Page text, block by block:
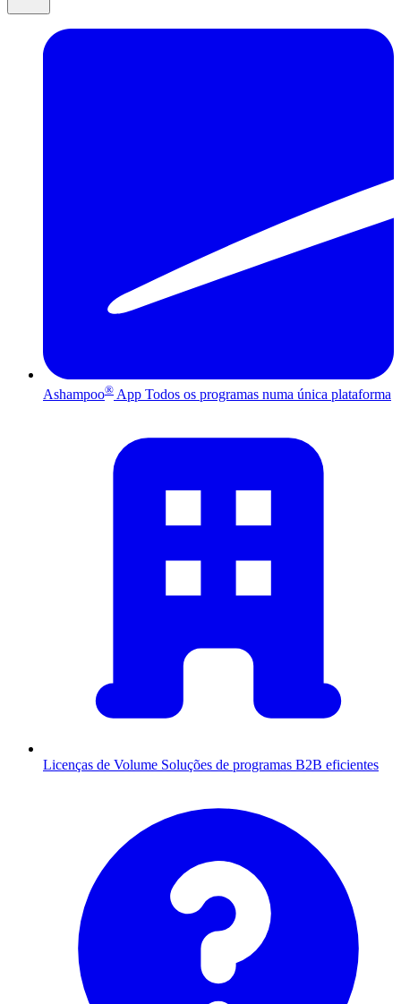
Ashampoo® App Todos os programas numa única plataforma
Licenças de Volume Soluções de programas B2B eficientes